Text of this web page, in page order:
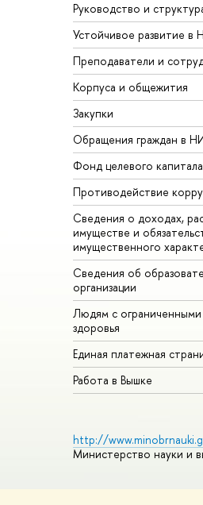
Руководство и
Устойчивое развитие
Преподаватели и
Корпуса и общежития
Закупки
Обращения граждан в
Фонд целевого капитала
Противодействие
Сведения о доходах,
имуществе и
имущественного
Сведения об
организации
Людям с
здоровья
Единая платежная
Работа в Вышке
http://
Министерство науки и